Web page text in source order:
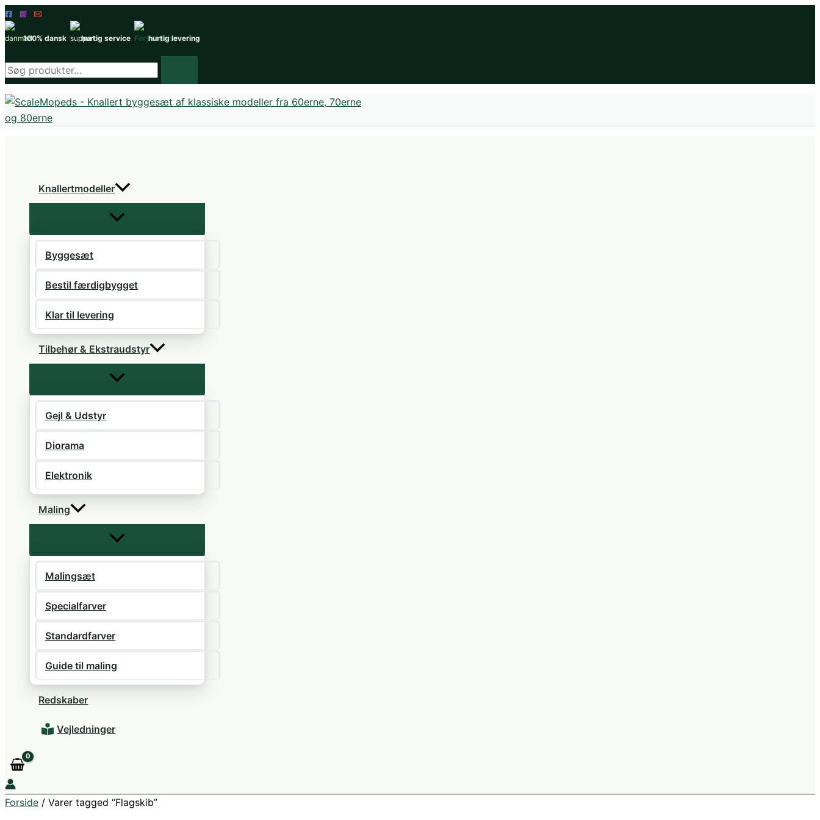
Gå
til
indholdet
100% dansk hurtig service hurtig levering
Søg
efter
produkter
Knallertmodeller
Byggesæt
Bestil færdigbygget
Klar til levering
Tilbehør & Ekstraudstyr
Gejl & Udstyr
Diorama
Elektronik
Maling
Malingsæt
Specialfarver
Standardfarver
Guide til maling
Redskaber
Vejledninger
Forside / Varer tagged “Flagskib”